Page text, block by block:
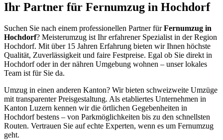
Ihr Partner für Fernumzug in Hochdorf
Suchen Sie nach einem professionellen Partner fürFernumzug in
Hochdorf? Meisterumzug ist Ihr erfahrener Spezialist in der Region
Hochdorf. Mit über 15 Jahren Erfahrung bieten wir Ihnen höchste
Qualität, Zuverlässigkeit und faire Festpreise. Egal ob Sie direkt in
Hochdorf oder in der nähren Umgebung wohnen – unser lokales
Team ist für Sie da.
Umzug in einen anderen Kanton? Wir bieten schweizweite Umzüge
mit transparenter Preisgestaltung. Als etabliertes Unternehmen in
Kanton Luzern kennen wir die örtlichen Gegebenheiten in
Hochdorf bestens – von Parkmöglichkeiten bis zu den schnellsten
Routen. Vertrauen Sie auf echte Experten, wenn es um Fernumzug
geht.